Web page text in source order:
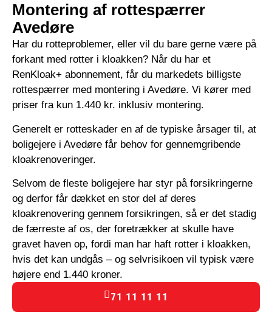
Montering af rottespærrer
Avedøre
Har du rotteproblemer, eller vil du bare gerne være på
forkant med rotter i kloakken? Når du har et
RenKloak+ abonnement, får du markedets billigste
rottespærrer med montering i Avedøre. Vi kører med
priser fra kun 1.440 kr. inklusiv montering.
Generelt er rotteskader en af de typiske årsager til, at
boligejere i Avedøre får behov for gennemgribende
kloakrenoveringer.
Selvom de fleste boligejere har styr på forsikringerne
og derfor får dækket en stor del af deres
kloakrenovering gennem forsikringen, så er det stadig
de færreste af os, der foretrækker at skulle have
gravet haven op, fordi man har haft rotter i kloakken,
hvis det kan undgås – og selvrisikoen vil typisk være
højere end 1.440 kroner.
71 11 11 11